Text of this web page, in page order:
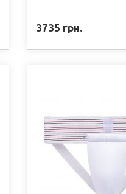
3735 грн.